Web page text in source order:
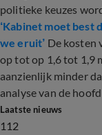
politieke keuzes
‘Kabinet moet best
we eruit’ De kosten
op tot op 1,6 tot 1,9
aanzienlijk minder
analyse van de
Laatste nieuws
112